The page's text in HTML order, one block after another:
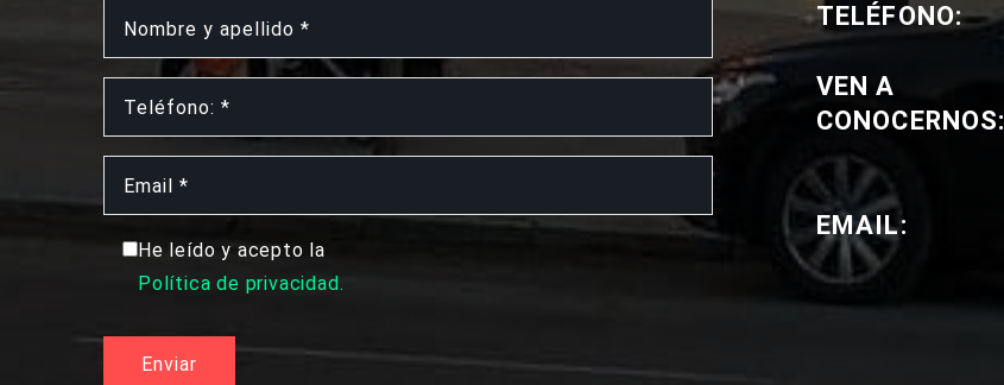
He leído y acepto la
Política de privacidad.
TELÉFONO:
VEN A
CONOCERNOS:
EMAIL: